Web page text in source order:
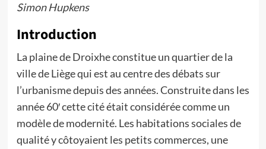
Simon Hupkens
Introduction
La plaine de Droixhe constitue un quartier de la
ville de Liège qui est au centre des débats sur
l’urbanisme depuis des années. Construite dans les
année 60′ cette cité était considérée comme un
modèle de modernité. Les habitations sociales de
qualité y côtoyaient les petits commerces, une